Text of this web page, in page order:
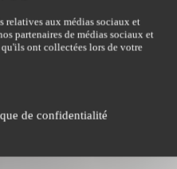
relatives aux médias sociaux et
partenaires de médias sociaux et
ont collectées lors de votre
de confidentialité